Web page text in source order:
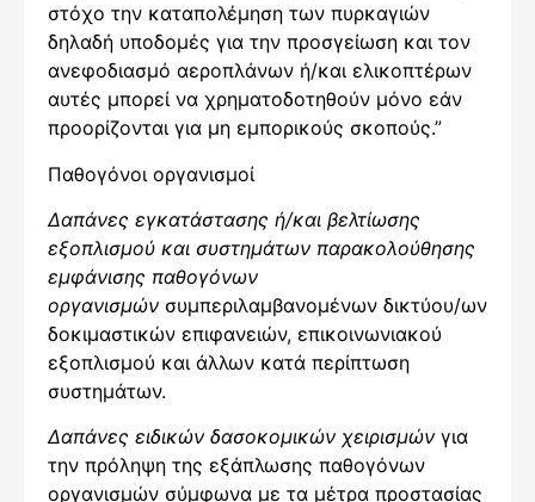
στόχο την καταπολέμηση των πυρκαγιών
δηλαδή υποδομές για την προσγείωση και τον
ανεφοδιασμό αεροπλάνων ή/και ελικοπτέρων
αυτές μπορεί να χρηματοδοτηθούν μόνο εάν
προορίζονται για μη εμπορικούς σκοπούς.”
Παθογόνοι οργανισμοί
Δαπάνες εγκατάστασης ή/και βελτίωσης
εξοπλισμού και συστημάτων παρακολούθησης
εμφάνισης παθογόνων
οργανισμών συμπεριλαμβανομένων δικτύου/ων
δοκιμαστικών επιφανειών, επικοινωνιακού
εξοπλισμού και άλλων κατά περίπτωση
συστημάτων.
Δαπάνες ειδικών δασοκομικών χειρισμών για
την πρόληψη της εξάπλωσης παθογόνων
οργανισμών σύμφωνα με τα μέτρα προστασίας